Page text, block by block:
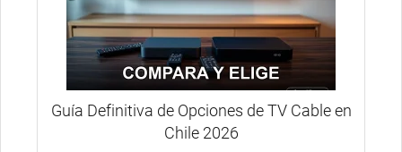
Guía Definitiva de Opciones de TV Cable en
Chile 2026